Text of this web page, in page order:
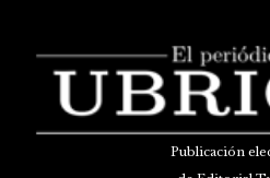
Publicación